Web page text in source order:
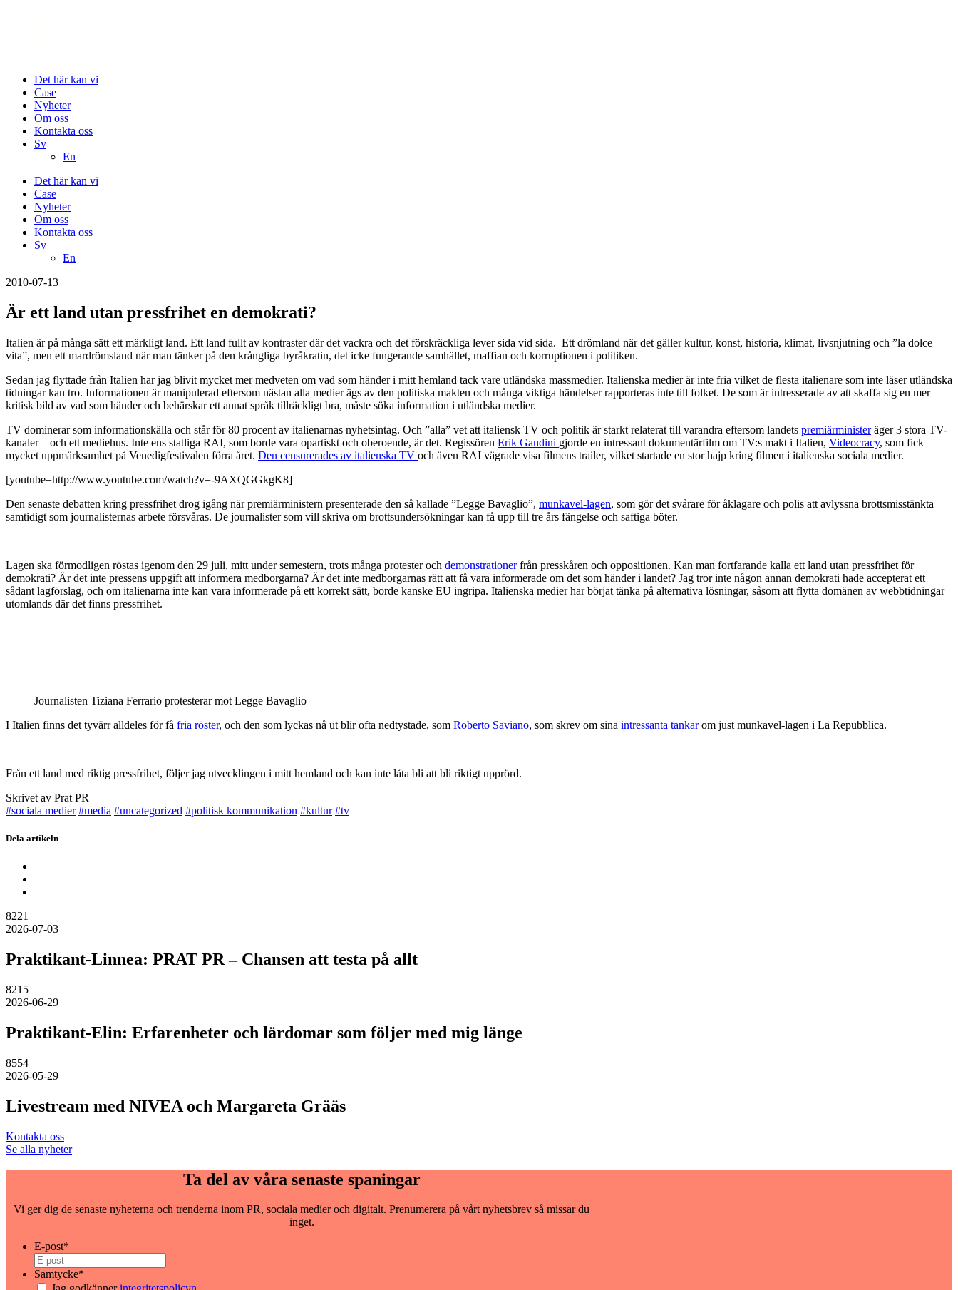
Det här kan vi
Case
Nyheter
Om oss
Kontakta oss
Sv
En
Det här kan vi
Case
Nyheter
Om oss
Kontakta oss
Sv
En
2010-07-13
Är ett land utan pressfrihet en demokrati?
Italien är på många sätt ett märkligt land. Ett land fullt av kontraster där det vackra och det förskräckliga lever sida vid sida. Ett drömland när det gäller kultur, konst, historia, klimat, livsnjutning och ”la dolce
vita”, men ett mardrömsland när man tänker på den krångliga byråkratin, det icke fungerande samhället, maffian och korruptionen i politiken.
Sedan jag flyttade från Italien har jag blivit mycket mer medveten om vad som händer i mitt hemland tack vare utländska massmedier. Italienska medier är inte fria vilket de flesta italienare som inte läser utländska
tidningar kan tro. Informationen är manipulerad eftersom nästan alla medier ägs av den politiska makten och många viktiga händelser rapporteras inte till folket. De som är intresserade av att skaffa sig en mer
kritisk bild av vad som händer och behärskar ett annat språk tillräckligt bra, måste söka information i utländska medier.
TV dominerar som informationskälla och står för 80 procent av italienarnas nyhetsintag. Och ”alla” vet att italiensk TV och politik är starkt relaterat till varandra eftersom landets premiärministeräger 3 stora TV-
kanaler – och ett mediehus. Inte ens statliga RAI, som borde vara opartiskt och oberoende, är det. Regissören Erik Gandini gjorde en intressant dokumentärfilm om TV:s makt i Italien, Videocracy, som fick
mycket uppmärksamhet på Venedigfestivalen förra året. Den censurerades av italienska TV och även RAI vägrade visa filmens trailer, vilket startade en stor hajp kring filmen i italienska sociala medier.
[youtube=http://www.youtube.com/watch?v=-9AXQGGkgK8]
Den senaste debatten kring pressfrihet drog igång när premiärministern presenterade den så kallade ”Legge Bavaglio”, munkavel-lagen, som gör det svårare för åklagare och polis att avlyssna brottsmisstänkta
samtidigt som journalisternas arbete försvåras. De journalister som vill skriva om brottsundersökningar kan få upp till tre års fängelse och saftiga böter.
Lagen ska förmodligen röstas igenom den 29 juli, mitt under semestern, trots många protester och demonstrationerfrån presskåren och oppositionen. Kan man fortfarande kalla ett land utan pressfrihet för
demokrati? Är det inte pressens uppgift att informera medborgarna? Är det inte medborgarnas rätt att få vara informerade om det som händer i landet? Jag tror inte någon annan demokrati hade accepterat ett
sådant lagförslag, och om italienarna inte kan vara informerade på ett korrekt sätt, borde kanske EU ingripa. Italienska medier har börjat tänka på alternativa lösningar, såsom att flytta domänen av webbtidningar
utomlands där det finns pressfrihet.
Journalisten Tiziana Ferrario protesterar mot Legge Bavaglio
I Italien finns det tyvärr alldeles för få fria röster, och den som lyckas nå ut blir ofta nedtystade, som Roberto Saviano, som skrev om sina intressanta tankarom just munkavel-lagen i La Repubblica.
Från ett land med riktig pressfrihet, följer jag utvecklingen i mitt hemland och kan inte låta bli att bli riktigt upprörd.
Skrivet av Prat PR
#sociala medier #media #uncategorized #politisk kommunikation #kultur #tv
Dela artikeln
8221
2026-07-03
Praktikant-Linnea: PRAT PR – Chansen att testa på allt
8215
2026-06-29
Praktikant-Elin: Erfarenheter och lärdomar som följer med mig länge
8554
2026-05-29
Livestream med NIVEA och Margareta Grääs
Kontakta oss
Se alla nyheter
Ta del av våra senaste spaningar
Vi ger dig de senaste nyheterna och trenderna inom PR, sociala medier och digitalt. Prenumerera på vårt nyhetsbrev så missar du
inget.
E-post*
Samtycke*